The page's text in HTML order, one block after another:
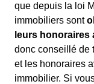
que depuis la loi
immobiliers sont
leurs honoraires
donc conseillé de
et les honoraires
immobilier. Si